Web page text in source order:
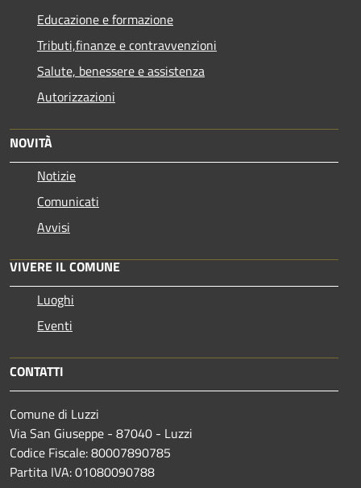
Educazione e formazione
Tributi,finanze e contravvenzioni
Salute, benessere e assistenza
Autorizzazioni
NOVITÀ
Notizie
Comunicati
Avvisi
VIVERE IL COMUNE
Luoghi
Eventi
CONTATTI
Comune di Luzzi
Via San Giuseppe - 87040 - Luzzi
Codice Fiscale: 80007890785
Partita IVA: 01080090788